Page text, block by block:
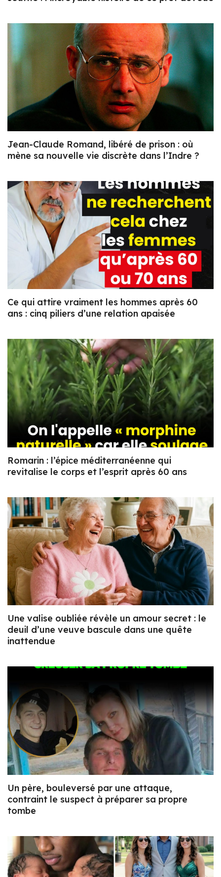
Jean-Claude Romand, libéré de prison : où
mène sa nouvelle vie discrète dans l’Indre ?
Ce qui attire vraiment les hommes après 60
ans : cinq piliers d’une relation apaisée
Romarin : l’épice méditerranéenne qui
revitalise le corps et l’esprit après 60 ans
Une valise oubliée révèle un amour secret : le
deuil d’une veuve bascule dans une quête
inattendue
Un père, bouleversé par une attaque,
contraint le suspect à préparer sa propre
tombe